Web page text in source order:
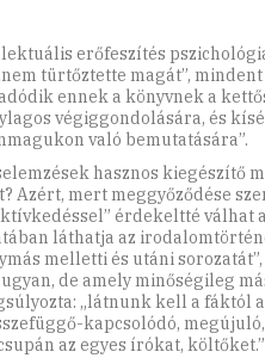
erőfeszítés
türtőztette magát”,
ennek a könyvnek a
végiggondolására, és
való bemutatására”.
hasznos kiegészítő
Azért, mert meggyőződése
érdekeltté válhat
láthatja az
melletti és utáni
de amely minőségileg
„látnunk kell a fáktól
kapcsolódó,
az egyes írókat, költőket.”